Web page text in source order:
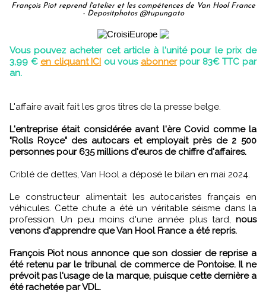
François Piot reprend l'atelier et les compétences de Van Hool France
- Depositphotos @tupungato
Vous pouvez acheter cet article à l'unité pour le prix de
3,99 € en cliquant ICI ou vous abonner pour 83€ TTC par
an.
L'affaire avait fait les gros titres de la presse belge.
L'entreprise était considérée avant l'ère Covid comme la
"Rolls Royce" des autocars et employait près de 2 500
personnes pour 635 millions d'euros de chiffre d'affaires.
Criblé de dettes, Van Hool a déposé le bilan en mai 2024.
Le constructeur alimentait les autocaristes français en
véhicules. Cette chute a été un véritable séisme dans la
profession.Un peu moins d'une année plus tard, nous
venons d'apprendre que Van Hool France a été repris.
François Piot nous annonce que son dossier de reprise a
été retenu par le tribunal de commerce de Pontoise. Il ne
prévoit pas l'usage de la marque, puisque cette dernière a
été rachetée par VDL.